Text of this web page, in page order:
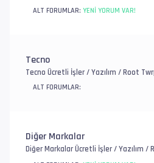
Onarım / EFS, FRP ve Account / Genel
ALT FORUMLAR: YENI YORUM VAR!
Tecno
Tecno Ücretli İşler / Yazılım / Root
/ EFS, FRP ve Account / Genel Donanım
ALT FORUMLAR:
Diğer Markalar
Diğer Markalar Ücretli İşler / Yazılım /
IMEI Onarım / EFS, FRP ve Account /